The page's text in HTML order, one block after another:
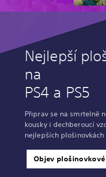
Nejlepší
na
PS4 a PS5
Připrav se na smrtelně
kousky i dechberoucí
nejlepších plošinovkách
Objev